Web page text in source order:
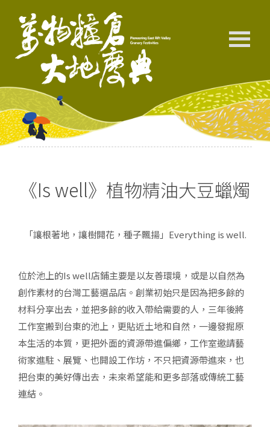
《Is well》植物精油大豆蠟燭
「讓根著地，讓樹開花，種子飄揚」Everything is well.
位於池上的Is well店鋪主要是以友善環境，或是以自然為
創作素材的台灣工藝選品店。創業初始只是因為把多餘的
材料分享出去，並把多餘的收入帶給需要的人，三年後將
工作室搬到台東的池上，更貼近土地和自然，一邊發掘原
本生活的本質，更把外面的資源帶進偏鄉，工作室邀請藝
術家進駐、展覽、也開設工作坊，不只把資源帶進來，也
把台東的美好傳出去，未來希望能和更多部落或傳統工藝
連結。